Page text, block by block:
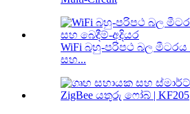
WiFi බහු-පරිපථ බල මීටරය
සහ...